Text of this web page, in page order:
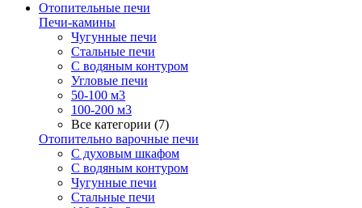
Отопительные печи
Печи-камины
Чугунные печи
Стальные печи
С водяным контуром
Угловые печи
50-100 м3
100-200 м3
Все категории (7)
Отопительно варочные печи
С духовым шкафом
С водяным контуром
Чугунные печи
Стальные печи